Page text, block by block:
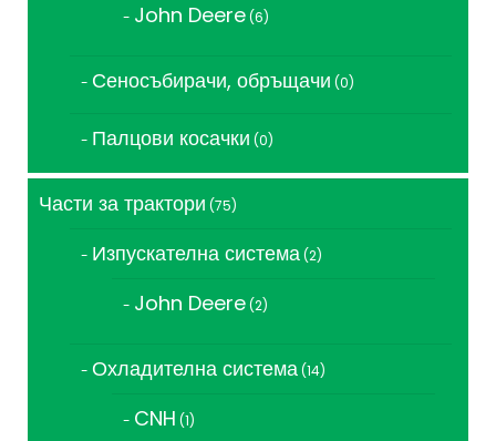
John Deere 66
Сеносъбирачи, обръщачи 00
Палцови косачки 00
Части за трактори 7575
Изпускателна система 22
John Deere 22
Охладителна система 1414
CNH 11